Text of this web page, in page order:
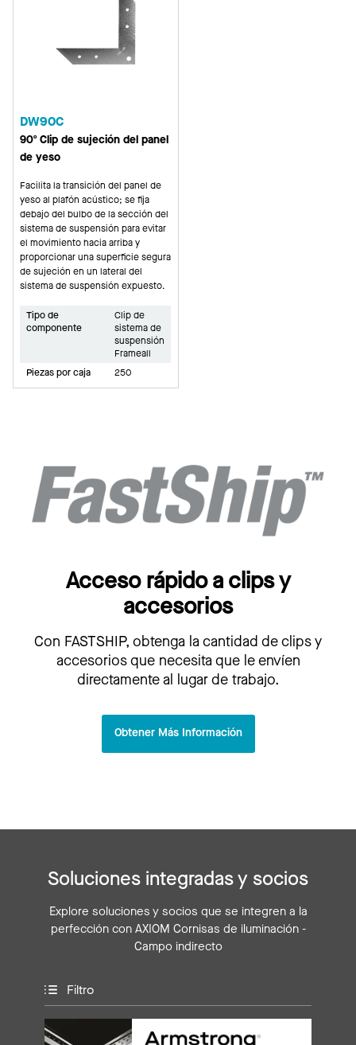
DW90C
90º Clip de sujeción del panel
de yeso
Facilita la transición del panel de
yeso al plafón acústico; se fija
debajo del bulbo de la sección del
sistema de suspensión para evitar
el movimiento hacia arriba y
proporcionar una superficie segura
de sujeción en un lateral del
sistema de suspensión expuesto.
Tipo de
componente
Clip de
sistema de
suspensión
Frameall
Piezas por caja
250
Acceso rápido a clips y
accesorios
Con FASTSHIP, obtenga la cantidad de clips y
accesorios que necesita que le envíen
directamente al lugar de trabajo.
Obtener Más Información
Soluciones integradas y socios
Explore soluciones y socios que se integren a la
perfección con AXIOM Cornisas de iluminación -
Campo indirecto
Filtro